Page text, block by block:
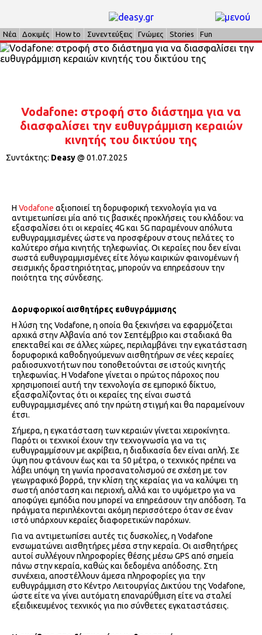
Νέα Δοκιμές How to Συνεντεύξεις Γνώμες Stories Fun
Vodafone: στροφή στο διάστημα για να
διασφαλίσει την ευθυγράμμιση κεραιών
κινητής του δικτύου της
Συντάκτης: Deasy@ 01.07.2025
Η Vodafone αξιοποιεί τη δορυφορική τεχνολογία για να
αντιμετωπίσει μία από τις βασικές προκλήσεις του κλάδου: να
εξασφαλίσει ότι οι κεραίες 4G και 5G παραμένουν απόλυτα
ευθυγραμμισμένες ώστε να προσφέρουν στους πελάτες το
καλύτερο σήμα κινητής τηλεφωνίας. Οι κεραίες που δεν είναι
σωστά ευθυγραμμισμένες είτε λόγω καιρικών φαινομένων ή
σεισμικής δραστηριότητας, μπορούν να επηρεάσουν την
ποιότητα της σύνδεσης.
Δορυφορικοί αισθητήρες ευθυγράμμισης
Η λύση της Vodafone, η οποία θα ξεκινήσει να εφαρμόζεται
αρχικά στην Αλβανία από τον Σεπτέμβριο και σταδιακά θα
επεκταθεί και σε άλλες χώρες, περιλαμβάνει την εγκατάσταση
δορυφορικά καθοδηγούμενων αισθητήρων σε νέες κεραίες
ραδιοσυχνοτήτων που τοποθετούνται σε ιστούς κινητής
τηλεφωνίας. Η Vodafone γίνεται ο πρώτος πάροχος που
χρησιμοποιεί αυτή την τεχνολογία σε εμπορικό δίκτυο,
εξασφαλίζοντας ότι οι κεραίες της είναι σωστά
ευθυγραμμισμένες από την πρώτη στιγμή και θα παραμείνουν
έτσι.
Σήμερα, η εγκατάσταση των κεραιών γίνεται χειροκίνητα.
Παρότι οι τεχνικοί έχουν την τεχνογνωσία για να τις
ευθυγραμμίσουν με ακρίβεια, η διαδικασία δεν είναι απλή. Σε
ύψη που φτάνουν έως και τα 50 μέτρα, ο τεχνικός πρέπει να
λάβει υπόψη τη γωνία προσανατολισμού σε σχέση με τον
γεωγραφικό βορρά, την κλίση της κεραίας για να καλύψει τη
σωστή απόσταση και περιοχή, αλλά και το υψόμετρο για να
αποφύγει εμπόδια που μπορεί να επηρεάσουν την απόδοση. Τα
πράγματα περιπλέκονται ακόμη περισσότερο όταν σε έναν
ιστό υπάρχουν κεραίες διαφορετικών παρόχων.
Για να αντιμετωπίσει αυτές τις δυσκολίες, η Vodafone
ενσωματώνει αισθητήρες μέσα στην κεραία. Οι αισθητήρες
αυτοί συλλέγουν πληροφορίες θέσης μέσω GPS από σημεία
πάνω στην κεραία, καθώς και δεδομένα απόδοσης. Στη
συνέχεια, αποστέλλουν άμεσα πληροφορίες για την
ευθυγράμμιση στο Κέντρο Λειτουργίας Δικτύου της Vodafone,
ώστε είτε να γίνει αυτόματη επαναρύθμιση είτε να σταλεί
εξειδικευμένος τεχνικός για πιο σύνθετες εγκαταστάσεις.